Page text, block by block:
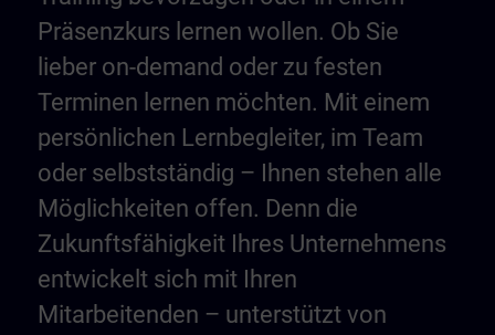
Präsenzkurs lernen wollen. Ob Sie
lieber on-demand oder zu festen
Terminen lernen möchten. Mit einem
persönlichen Lernbegleiter, im Team
oder selbstständig – Ihnen stehen alle
Möglichkeiten offen. Denn die
Zukunftsfähigkeit Ihres Unternehmens
entwickelt sich mit Ihren
Mitarbeitenden – unterstützt von